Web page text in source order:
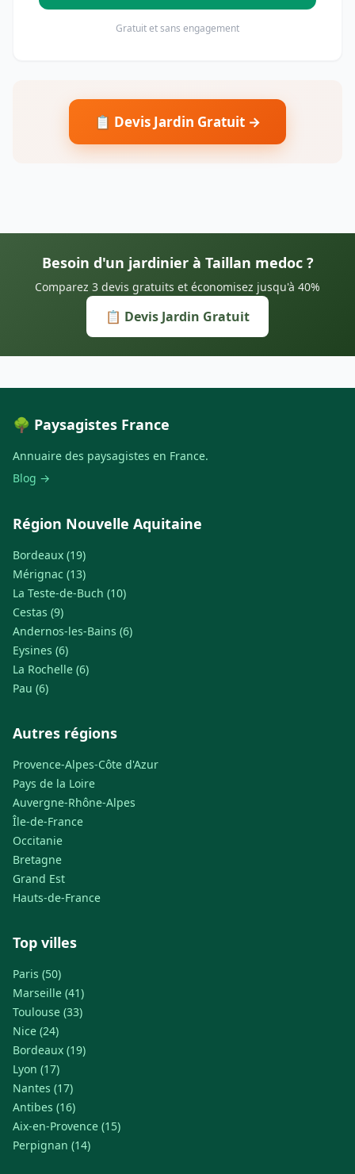
Gratuit et sans engagement
📋 Devis Jardin Gratuit →
Besoin d'un jardinier à Taillan medoc ?
Comparez 3 devis gratuits et économisez jusqu'à 40%
📋 Devis Jardin Gratuit
🌳 Paysagistes France
Annuaire des paysagistes en France.
Blog →
Région Nouvelle Aquitaine
Bordeaux (19)
Mérignac (13)
La Teste-de-Buch (10)
Cestas (9)
Andernos-les-Bains (6)
Eysines (6)
La Rochelle (6)
Pau (6)
Autres régions
Provence-Alpes-Côte d'Azur
Pays de la Loire
Auvergne-Rhône-Alpes
Île-de-France
Occitanie
Bretagne
Grand Est
Hauts-de-France
Top villes
Paris (50)
Marseille (41)
Toulouse (33)
Nice (24)
Bordeaux (19)
Lyon (17)
Nantes (17)
Antibes (16)
Aix-en-Provence (15)
Perpignan (14)